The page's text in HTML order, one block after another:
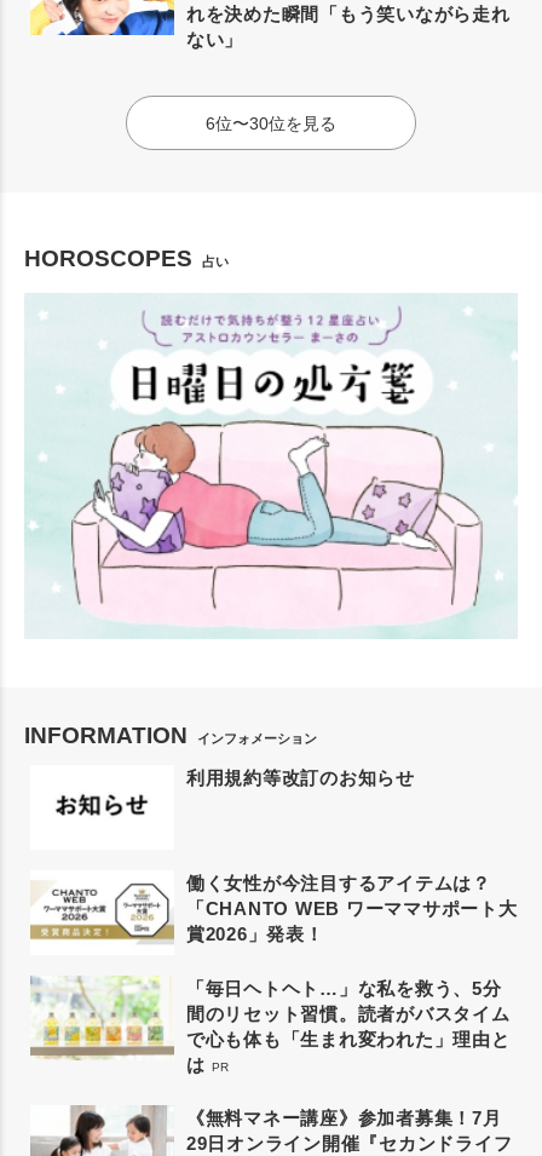
れを決めた瞬間「もう笑いながら走れ
ない」
6位〜30位を見る
HOROSCOPES 占い
INFORMATION インフォメーション
利用規約等改訂のお知らせ
働く女性が今注目するアイテムは？
「CHANTO WEB ワーママサポート大
賞2026」発表！
「毎日ヘトヘト…」な私を救う、5分
間のリセット習慣。読者がバスタイム
で心も体も「生まれ変われた」理由と
は PR
《無料マネー講座》参加者募集！7月
29日オンライン開催『セカンドライフ